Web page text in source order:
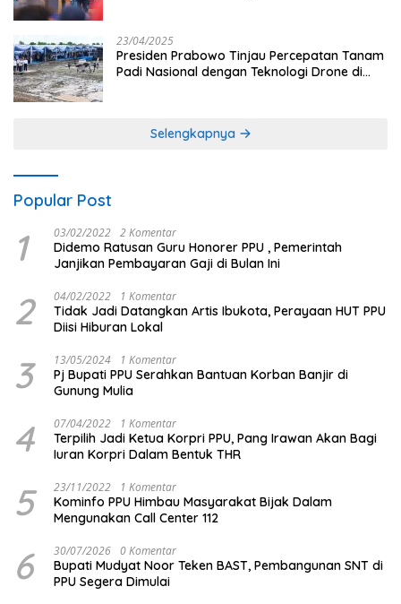
23/04/2025
Presiden Prabowo Tinjau Percepatan Tanam
Padi Nasional dengan Teknologi Drone di
Selengkapnya
Popular Post
1 03/02/2022 2 Komentar
Didemo Ratusan Guru Honorer PPU , Pemerintah
Janjikan Pembayaran Gaji di Bulan Ini
2 04/02/2022 1 Komentar
Tidak Jadi Datangkan Artis Ibukota, Perayaan HUT PPU
Diisi Hiburan Lokal
3 13/05/2024 1 Komentar
Pj Bupati PPU Serahkan Bantuan Korban Banjir di
Gunung Mulia
4 07/04/2022 1 Komentar
Terpilih Jadi Ketua Korpri PPU, Pang Irawan Akan Bagi
Iuran Korpri Dalam Bentuk THR
5 23/11/2022 1 Komentar
Kominfo PPU Himbau Masyarakat Bijak Dalam
Mengunakan Call Center 112
6 30/07/2026 0 Komentar
Bupati Mudyat Noor Teken BAST, Pembangunan SNT di
PPU Segera Dimulai